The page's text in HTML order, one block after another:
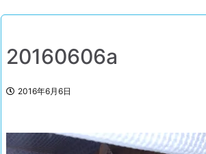
20160606a
2016年6月6日